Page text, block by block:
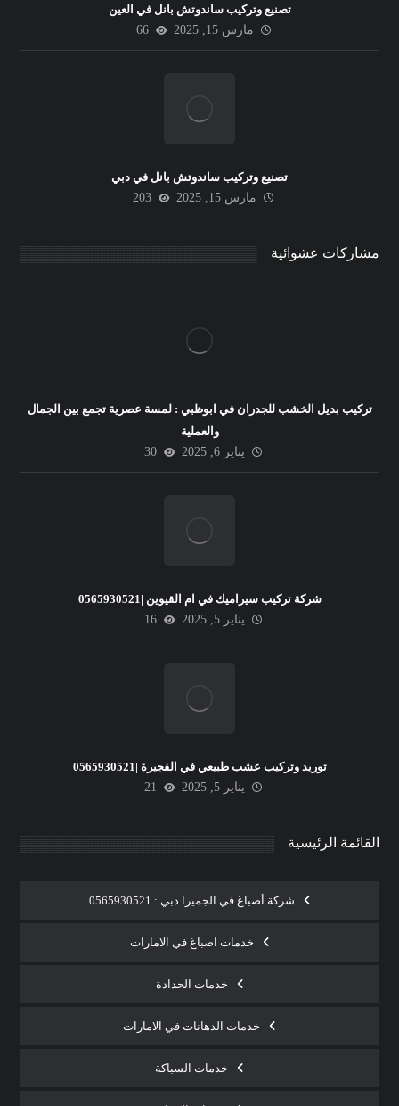
تصنيع وتركيب ساندوتش بانل في العين
مارس 15, 2025
66
تصنيع وتركيب ساندوتش بانل في دبي
مارس 15, 2025
203
مشاركات عشوائية
تركيب بديل الخشب للجدران في ابوظبي : لمسة عصرية تجمع بين الجمال
والعملية
يناير 6, 2025
30
شركة تركيب سيراميك في ام القيوين |0565930521
يناير 5, 2025
16
توريد وتركيب عشب طبيعي في الفجيرة |0565930521
يناير 5, 2025
21
القائمة الرئيسية
شركة أصباغ في الجميرا دبي : 0565930521
خدمات اصباغ في الامارات
خدمات الحدادة
خدمات الدهانات في الامارات
خدمات السباكة